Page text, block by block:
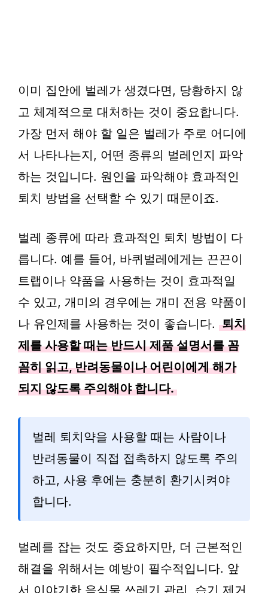
이미 집안에 벌레가 생겼다면, 당황하지 않
고 체계적으로 대처하는 것이 중요합니다.
가장 먼저 해야 할 일은 벌레가 주로 어디에
서 나타나는지, 어떤 종류의 벌레인지 파악
하는 것입니다. 원인을 파악해야 효과적인
퇴치 방법을 선택할 수 있기 때문이죠.
벌레 종류에 따라 효과적인 퇴치 방법이 다
릅니다. 예를 들어, 바퀴벌레에게는 끈끈이
트랩이나 약품을 사용하는 것이 효과적일
수 있고, 개미의 경우에는 개미 전용 약품이
나 유인제를 사용하는 것이 좋습니다. 퇴치
제를 사용할 때는 반드시 제품 설명서를 꼼
꼼히 읽고, 반려동물이나 어린이에게 해가
되지 않도록 주의해야 합니다.
벌레 퇴치약을 사용할 때는 사람이나
반려동물이 직접 접촉하지 않도록 주의
하고, 사용 후에는 충분히 환기시켜야
합니다.
벌레를 잡는 것도 중요하지만, 더 근본적인
해결을 위해서는 예방이 필수적입니다. 앞
서 이야기한 음식물 쓰레기 관리, 습기 제거,